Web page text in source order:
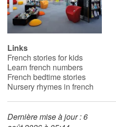
Links
French stories for kids
Learn french numbers
French bedtime stories
Nursery rhymes in french
Dernière mise à jour : 6